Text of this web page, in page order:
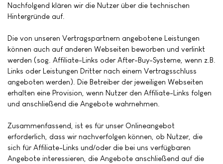
Nachfolgend klären wir die Nutzer über die technischen
Hintergründe auf.
Die von unseren Vertragspartnern angebotene Leistungen
können auch auf anderen Webseiten beworben und verlinkt
werden (sog. Affiliate-Links oder After-Buy-Systeme, wenn z.B.
Links oder Leistungen Dritter nach einem Vertragsschluss
angeboten werden). Die Betreiber der jeweiligen Webseiten
erhalten eine Provision, wenn Nutzer den Affiliate-Links folgen
und anschließend die Angebote wahrnehmen.
Zusammenfassend, ist es für unser Onlineangebot
erforderlich, dass wir nachverfolgen können, ob Nutzer, die
sich für Affiliate-Links und/oder die bei uns verfügbaren
Angebote interessieren, die Angebote anschließend auf die